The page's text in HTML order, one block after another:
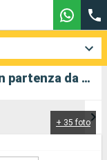
Crociera Paul Gauguin: Francia in partenza da Papeete
+ 35 foto